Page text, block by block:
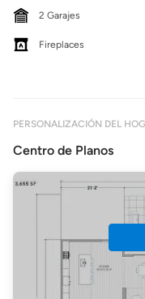
2 Garajes
Fireplaces
PERSONALIZACIÓN DEL
Centro de Planos